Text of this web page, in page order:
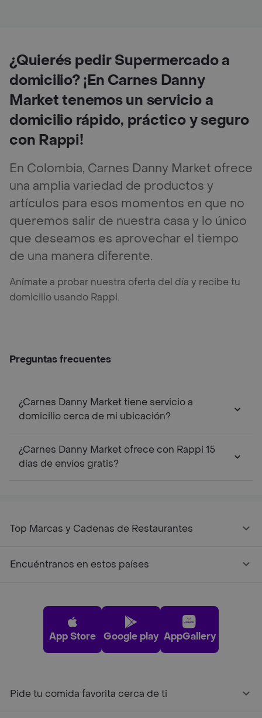
¿Quierés pedir Supermercado a
domicilio? ¡En Carnes Danny
Market tenemos un servicio a
domicilio rápido, práctico y seguro
con Rappi!
En Colombia, Carnes Danny Market ofrece
una amplia variedad de productos y
artículos para esos momentos en que no
queremos salir de nuestra casa y lo único
que deseamos es aprovechar el tiempo
de una manera diferente.
Anímate a probar nuestra oferta del día y recibe tu
domicilio usando Rappi.
Preguntas frecuentes
¿Carnes Danny Market tiene servicio a
domicilio cerca de mi ubicación?
¿Carnes Danny Market ofrece con Rappi 15
días de envíos gratis?
Top Marcas y Cadenas de Restaurantes
Encuéntranos en estos países
App Store Google play AppGallery
Pide tu comida favorita cerca de ti